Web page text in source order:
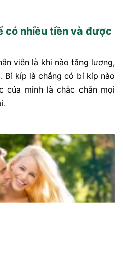
có nhiều tiền và được
viên là khi nào tăng lương,
Bí kíp là chẳng có bí kíp nào
của mình là chắc chắn mọi